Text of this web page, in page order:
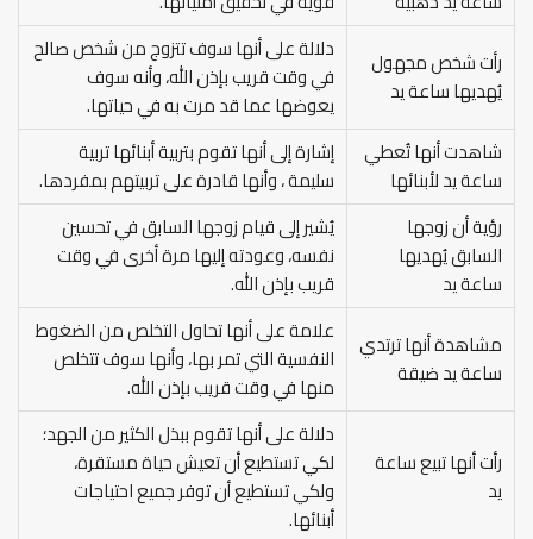
رأت شخص مجهول
يُهديها ساعة يد
دلالة على أنها سوف تتزوج من شخص صالح
في وقت قريب بإذن الله، وأنه سوف
يعوضها عما قد مرت به في حياتها.
شاهدت أنها تُعطي
ساعة يد لأبنائها
إشارة إلى أنها تقوم بتربية أبنائها تربية
سليمة ، وأنها قادرة على تربيتهم بمفردها.
رؤية أن زوجها
السابق يُهديها
ساعة يد
يُشير إلى قيام زوجها السابق في تحسين
نفسه، وعودته إليها مرة أخرى في وقت
قريب بإذن الله.
مشاهدة أنها ترتدي
ساعة يد ضيقة
علامة على أنها تحاول التخلص من الضغوط
النفسية التي تمر بها، وأنها سوف تتخلص
منها في وقت قريب بإذن الله.
رأت أنها تبيع ساعة
يد
دلالة على أنها تقوم ببذل الكثير من الجهد؛
لكي تستطيع أن تعيش حياة مستقرة،
ولكي تستطيع أن توفر جميع احتياجات
أبنائها.